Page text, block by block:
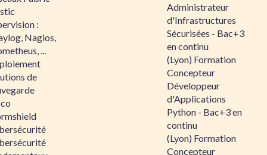
:
Nagios,
...
de
Administrateur
d'Infrastructures
Sécurisées - Bac+3
en continu
(Lyon) Formation
Concepteur
Développeur
d'Applications
Python - Bac+3 en
continu
(Lyon) Formation
Concepteur